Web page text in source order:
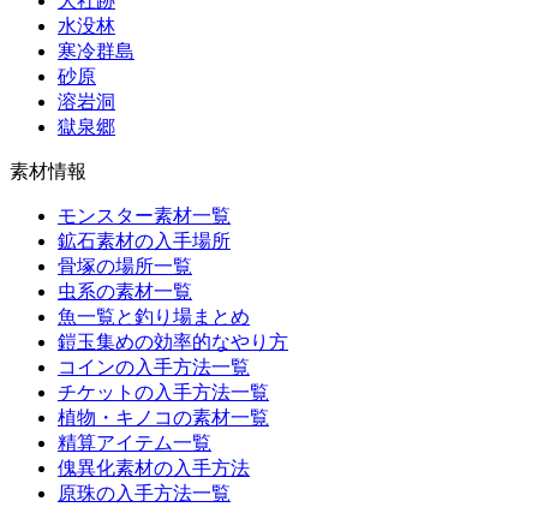
水没林
寒冷群島
砂原
溶岩洞
獄泉郷
素材情報
モンスター素材一覧
鉱石素材の入手場所
骨塚の場所一覧
虫系の素材一覧
魚一覧と釣り場まとめ
鎧玉集めの効率的なやり方
コインの入手方法一覧
チケットの入手方法一覧
植物・キノコの素材一覧
精算アイテム一覧
傀異化素材の入手方法
原珠の入手方法一覧